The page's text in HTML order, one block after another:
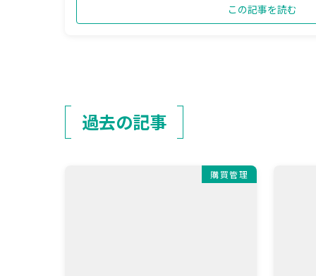
この記事を読む
過去の記事
購買管理